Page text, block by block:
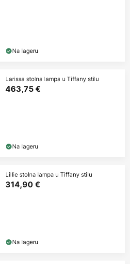
Na lageru
Larissa stolna lampa u Tiffany stilu
463,75 €
Na lageru
Lillie stolna lampa u Tiffany stilu
314,90 €
Na lageru